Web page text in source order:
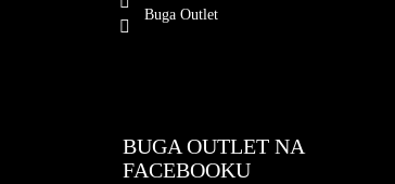
Buga Outlet
BUGA OUTLET NA
FACEBOOKU